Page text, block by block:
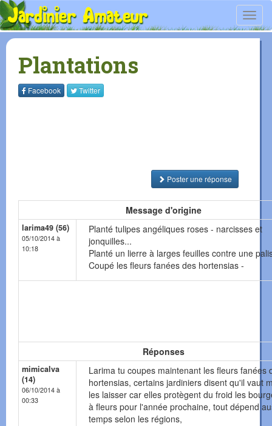
Plantations
Facebook Twitter
Poster une réponse
Message d'origine
larima49 (56)
05/10/2014 à
10:18
Planté tulipes angéliques roses - narcisses et
jonquilles...
Planté un lierre à larges feuilles contre une
Coupé les fleurs fanées des hortensias -
Réponses
mimicalva
(14)
06/10/2014 à
00:33
Larima tu coupes maintenant les fleurs fanées
hortensias, certains jardiniers disent qu'il vaut
les laisser car elles protègent du froid les
à fleurs pour l'année prochaine, tout dépend
temps selon les régions,